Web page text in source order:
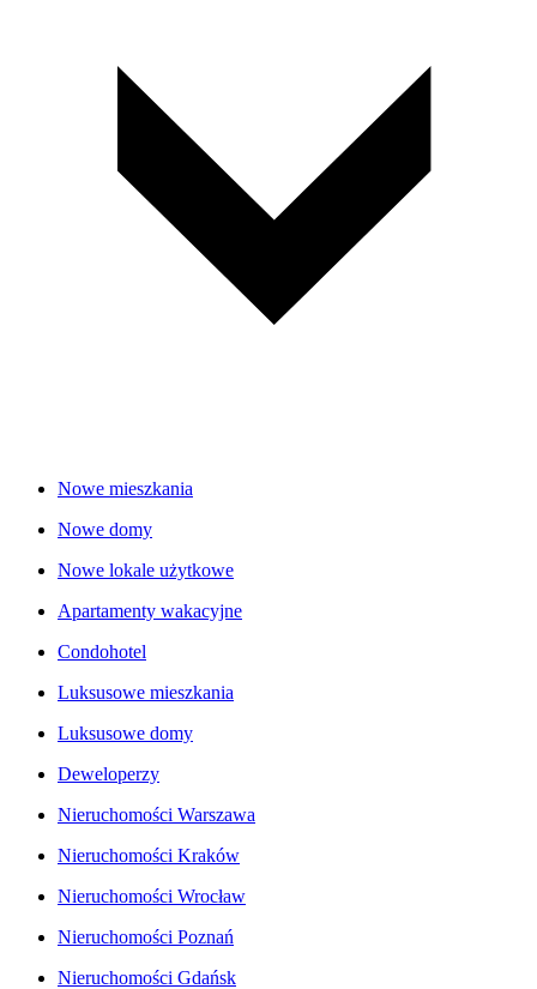
Nowe mieszkania
Nowe domy
Nowe lokale użytkowe
Apartamenty wakacyjne
Condohotel
Luksusowe mieszkania
Luksusowe domy
Deweloperzy
Nieruchomości Warszawa
Nieruchomości Kraków
Nieruchomości Wrocław
Nieruchomości Poznań
Nieruchomości Gdańsk